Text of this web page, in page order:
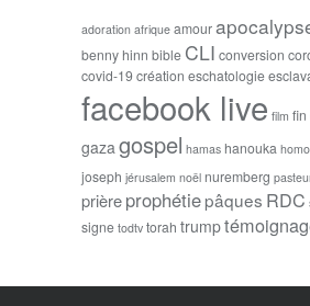
adoration afrique amour
benny hinn bible CLI conversion
covid-19création eschatologie
facebook live film fin
gazagospel hamas hanouka
joseph jérusalem noël nuremberg
prièreprophétiepâques RDC
signe todtv torah trump